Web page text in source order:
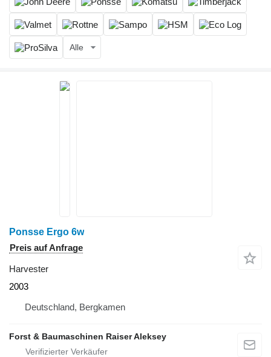
Alle
Ponsse Ergo 6w
Preis auf Anfrage
Harvester
2003
Deutschland, Bergkamen
Forst & Baumaschinen Raiser Aleksey